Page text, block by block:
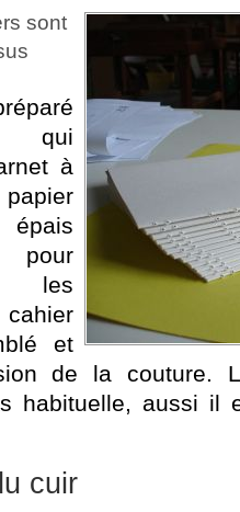
sont
qui
à
épais
pour
les
cahier
et
de la couture.
habituelle, aussi il
cuir